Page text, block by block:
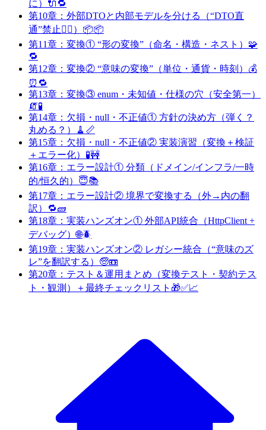
に）🔌🔁
第10章：外部DTOと内部モデルを分ける（“DTO直
通”禁止🙅‍♀️）📦📦
第11章：変換① “形の変換”（命名・構造・ネスト）🧩
🔁
第12章：変換② “意味の変換”（単位・通貨・時刻）💰
⏰🔁
第13章：変換③ enum・未知値・仕様の穴（安全第一）
🧯🧪
第14章：欠損・null・不正値① 方針の決め方（弾く？
丸める？）🧹📏
第15章：欠損・null・不正値② 実装演習（変換＋検証
＋エラー化）🧪🚧
第16章：エラー設計① 分類（ドメイン/インフラ/一時
的/恒久的）😇📚
第17章：エラー設計② 境界で変換する（外→内の翻
訳）🔁🧱
第18章：実装ハンズオン① 外部API統合（HttpClient +
デバッグ）🌐🪲
第19章：実装ハンズオン② レガシー統合（“意味のズ
レ”を翻訳する）🧓📼
第20章：テスト＆運用まとめ（変換テスト・契約テス
ト・観測）＋最終チェックリスト🎁✅📈